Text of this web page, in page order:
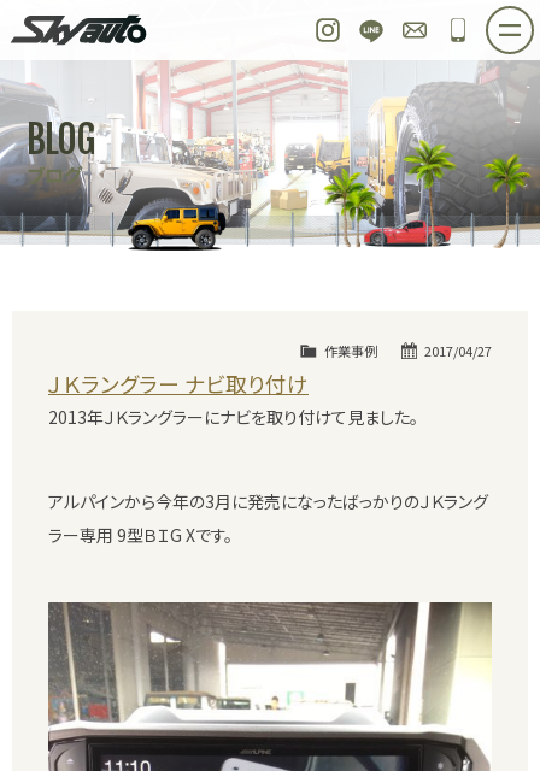
Instagram
LINE お問い合わせ
048-
ホーム 在庫車情報 ご購入プラン
整備作業実例 パーツ販売 買取＆オーダー
店舗紹介 工場紹介 会社概要
スタッフ紹介 求人情報 公式ブログ
BLOG
ブログ
2017/04/27
作業事例
ＪＫラングラー ナビ取り付け
2013年ＪＫラングラーにナビを取り付けて見ました。
アルパインから今年の3月に発売になったばっかりのＪＫラング
ラー専用 9型ＢＩG Xです。